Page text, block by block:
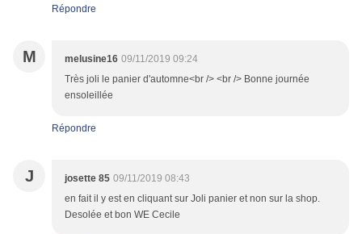
Répondre
M melusine16 09/11/2019 09:24
Très joli le panier d'automne<br /> <br /> Bonne journée
ensoleillée
Répondre
J josette 85 09/11/2019 08:43
en fait il y est en cliquant sur Joli panier et non sur la shop.
Desolée et bon WE Cecile